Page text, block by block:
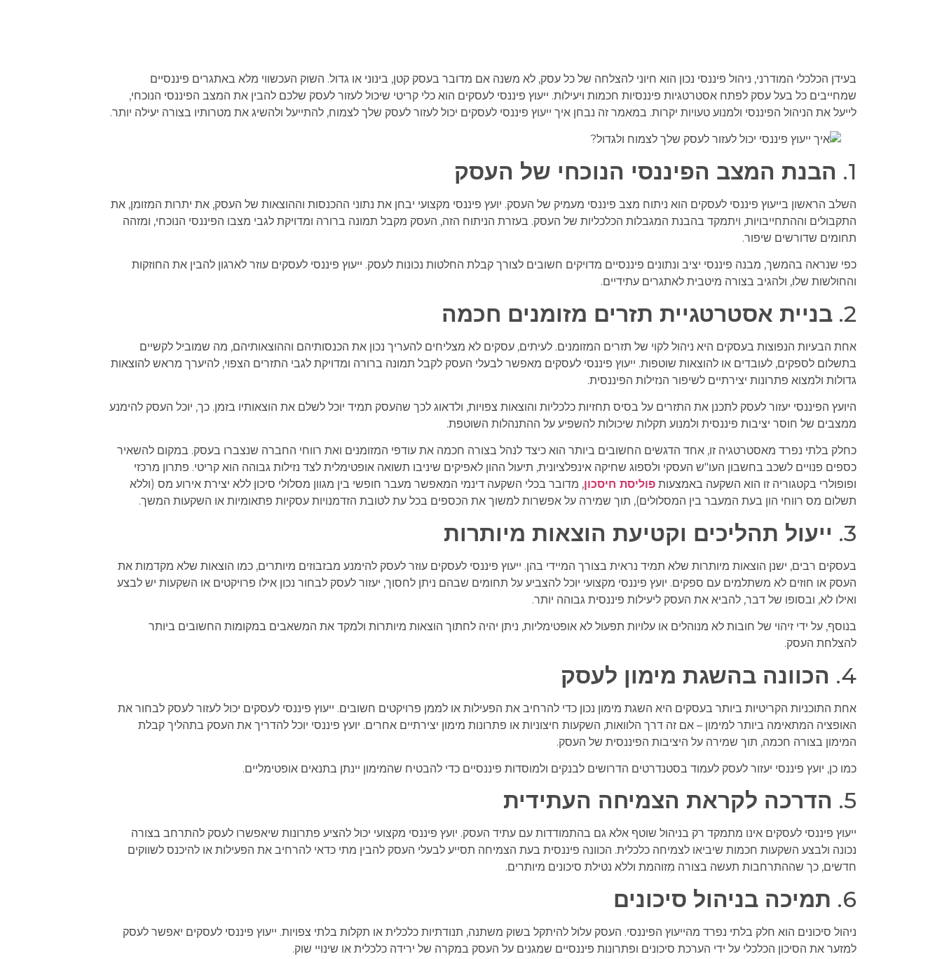
בעידן הכלכלי המודרני, ניהול פיננסי נכון הוא חיוני להצלחה של כל עסק, לא משנה אם מדובר בעסק קטן, בינוני או גדול. השוק העכשווי מלא באתגרים פיננסיים
שמחייבים כל בעל עסק לפתח אסטרטגיות פיננסיות חכמות ויעילות. ייעוץ פיננסי לעסקים הוא כלי קריטי שיכול לעזור לעסק שלכם להבין את המצב הפיננסי הנוכחי,
לייעל את הניהול הפיננסי ולמנוע טעויות יקרות. במאמר זה נבחן איך ייעוץ פיננסי לעסקים יכול לעזור לעסק שלך לצמוח, להתייעל ולהשיג את מטרותיו בצורה יעילה יותר.
1. הבנת המצב הפיננסי הנוכחי של העסק
השלב הראשון בייעוץ פיננסי לעסקים הוא ניתוח מצב פיננסי מעמיק של העסק. יועץ פיננסי מקצועי יבחן את נתוני ההכנסות וההוצאות של העסק, את יתרות המזומן, את
התקבולים וההתחייבויות, ויתמקד בהבנת המגבלות הכלכליות של העסק. בעזרת הניתוח הזה, העסק מקבל תמונה ברורה ומדויקת לגבי מצבו הפיננסי הנוכחי, ומזהה
תחומים שדורשים שיפור.
כפי שנראה בהמשך, מבנה פיננסי יציב ונתונים פיננסיים מדויקים חשובים לצורך קבלת החלטות נכונות לעסק. ייעוץ פיננסי לעסקים עוזר לארגון להבין את החוזקות
והחולשות שלו, ולהגיב בצורה מיטבית לאתגרים עתידיים.
2. בניית אסטרטגיית תזרים מזומנים חכמה
אחת הבעיות הנפוצות בעסקים היא ניהול לקוי של תזרים המזומנים. לעיתים, עסקים לא מצליחים להעריך נכון את הכנסותיהם וההוצאותיהם, מה שמוביל לקשיים
בתשלום לספקים, לעובדים או להוצאות שוטפות. ייעוץ פיננסי לעסקים מאפשר לבעלי העסק לקבל תמונה ברורה ומדויקת לגבי התזרים הצפוי, להיערך מראש להוצאות
גדולות ולמצוא פתרונות יצירתיים לשיפור הנזילות הפיננסית.
היועץ הפיננסי יעזור לעסק לתכנן את התזרים על בסיס תחזיות כלכליות והוצאות צפויות, ולדאוג לכך שהעסק תמיד יוכל לשלם את הוצאותיו בזמן. כך, יוכל העסק להימנע
ממצבים של חוסר יציבות פיננסית ולמנוע תקלות שיכולות להשפיע על ההתנהלות השוטפת.
כחלק בלתי נפרד מאסטרטגיה זו, אחד הדגשים החשובים ביותר הוא כיצד לנהל בצורה חכמה את עודפי המזומנים ואת רווחי החברה שנצברו בעסק. במקום להשאיר
כספים פנויים לשכב בחשבון העו"ש העסקי ולספוג שחיקה אינפלציונית, תיעול ההון לאפיקים שיניבו תשואה אופטימלית לצד נזילות גבוהה הוא קריטי. פתרון מרכזי
ופופולרי בקטגוריה זו הוא השקעה באמצעות פוליסת חיסכון, מדובר בכלי השקעה דינמי המאפשר מעבר חופשי בין מגוון מסלולי סיכון ללא יצירת אירוע מס (וללא
תשלום מס רווחי הון בעת המעבר בין המסלולים), תוך שמירה על אפשרות למשוך את הכספים בכל עת לטובת הזדמנויות עסקיות פתאומיות או השקעות המשך.
3. ייעול תהליכים וקטיעת הוצאות מיותרות
בעסקים רבים, ישנן הוצאות מיותרות שלא תמיד נראית בצורך המיידי בהן. ייעוץ פיננסי לעסקים עוזר לעסק להימנע מבזבוזים מיותרים, כמו הוצאות שלא מקדמות את
העסק או חוזים לא משתלמים עם ספקים. יועץ פיננסי מקצועי יוכל להצביע על תחומים שבהם ניתן לחסוך, יעזור לעסק לבחור נכון אילו פרויקטים או השקעות יש לבצע
ואילו לא, ובסופו של דבר, להביא את העסק ליעילות פיננסית גבוהה יותר.
בנוסף, על ידי זיהוי של חובות לא מנוהלים או עלויות תפעול לא אופטימליות, ניתן יהיה לחתוך הוצאות מיותרות ולמקד את המשאבים במקומות החשובים ביותר
להצלחת העסק.
4. הכוונה בהשגת מימון לעסק
אחת התוכניות הקריטיות ביותר בעסקים היא השגת מימון נכון כדי להרחיב את הפעילות או לממן פרויקטים חשובים. ייעוץ פיננסי לעסקים יכול לעזור לעסק לבחור את
האופציה המתאימה ביותר למימון – אם זה דרך הלוואות, השקעות חיצוניות או פתרונות מימון יצירתיים אחרים. יועץ פיננסי יוכל להדריך את העסק בתהליך קבלת
המימון בצורה חכמה, תוך שמירה על היציבות הפיננסית של העסק.
כמו כן, יועץ פיננסי יעזור לעסק לעמוד בסטנדרטים הדרושים לבנקים ולמוסדות פיננסיים כדי להבטיח שהמימון יינתן בתנאים אופטימליים.
5. הדרכה לקראת הצמיחה העתידית
ייעוץ פיננסי לעסקים אינו מתמקד רק בניהול שוטף אלא גם בהתמודדות עם עתיד העסק. יועץ פיננסי מקצועי יכול להציע פתרונות שיאפשרו לעסק להתרחב בצורה
נכונה ולבצע השקעות חכמות שיביאו לצמיחה כלכלית. הכוונה פיננסית בעת הצמיחה תסייע לבעלי העסק להבין מתי כדאי להרחיב את הפעילות או להיכנס לשווקים
חדשים, כך שההתרחבות תעשה בצורה מִזוהמת וללא נטילת סיכונים מיותרים.
6. תמיכה בניהול סיכונים
ניהול סיכונים הוא חלק בלתי נפרד מהייעוץ הפיננסי. העסק עלול להיתקל בשוק משתנה, תנודתיות כלכלית או תקלות בלתי צפויות. ייעוץ פיננסי לעסקים יאפשר לעסק
למזער את הסיכון הכלכלי על ידי הערכת סיכונים ופתרונות פיננסיים שמגנים על העסק במקרה של ירידה כלכלית או שינויי שוק.